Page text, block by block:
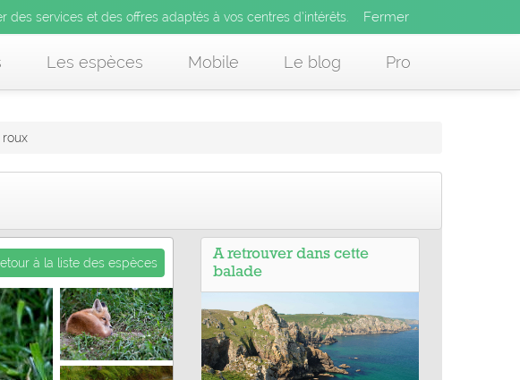
des services et des offres adaptés à vos centres d’intérêts. x
Les espèces Mobile Le blog Pro
services et des offres adaptés à vos centres d’intérêts. Fermer
services et des offres adaptés à vos centres d’intérêts.
roux
à la liste des espèces
A retrouver dans cette
balade